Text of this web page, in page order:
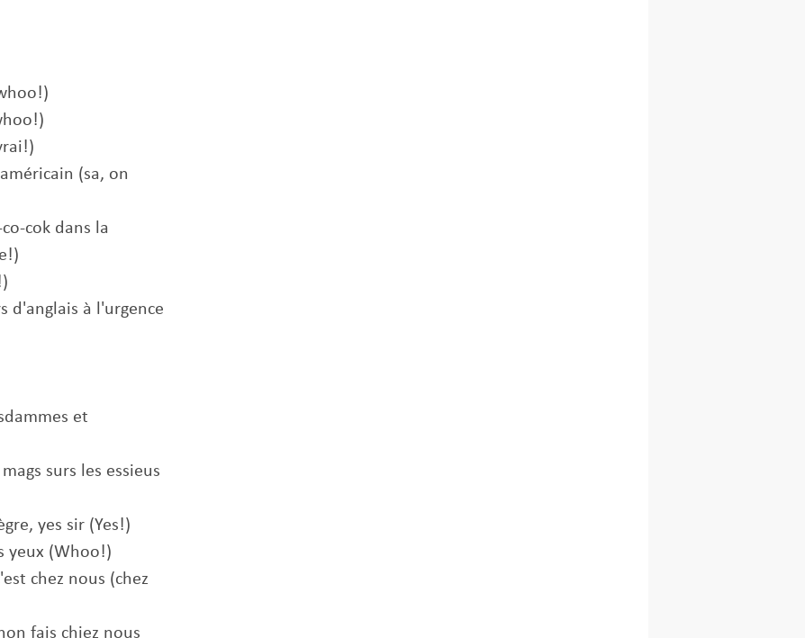
(sa, on
cok dans la
d'anglais à l'urgence
et
surs les essieus
yes sir (Yes!)
yeux (Whoo!)
chez nous (chez
fais chiez nous